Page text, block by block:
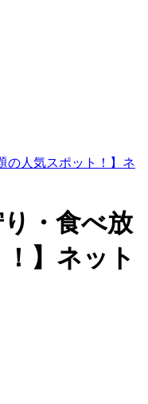
の人気スポット！】ネ
・食べ放
】ネット